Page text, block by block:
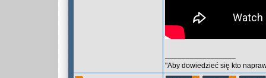
"Aby dowiedzieć się kto